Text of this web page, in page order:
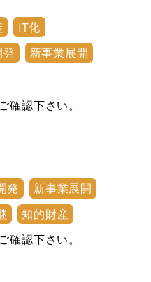
IT化
新事業展開
確認下さい。
発
新事業展開
知的財産
確認下さい。